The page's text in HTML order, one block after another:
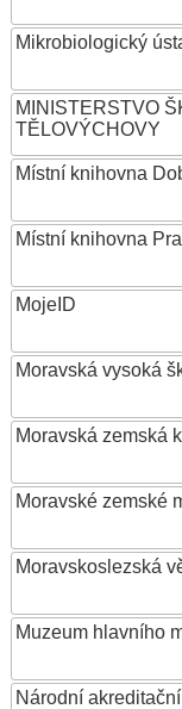
Mikrobiologický
MINISTERSTVO
TĚLOVÝCHOVY
Místní knihovna
Místní knihovna
MojeID
Moravská vysoká
Moravská zemská
Moravské zemské
Moravskoslezská
Muzeum hlavního
Národní